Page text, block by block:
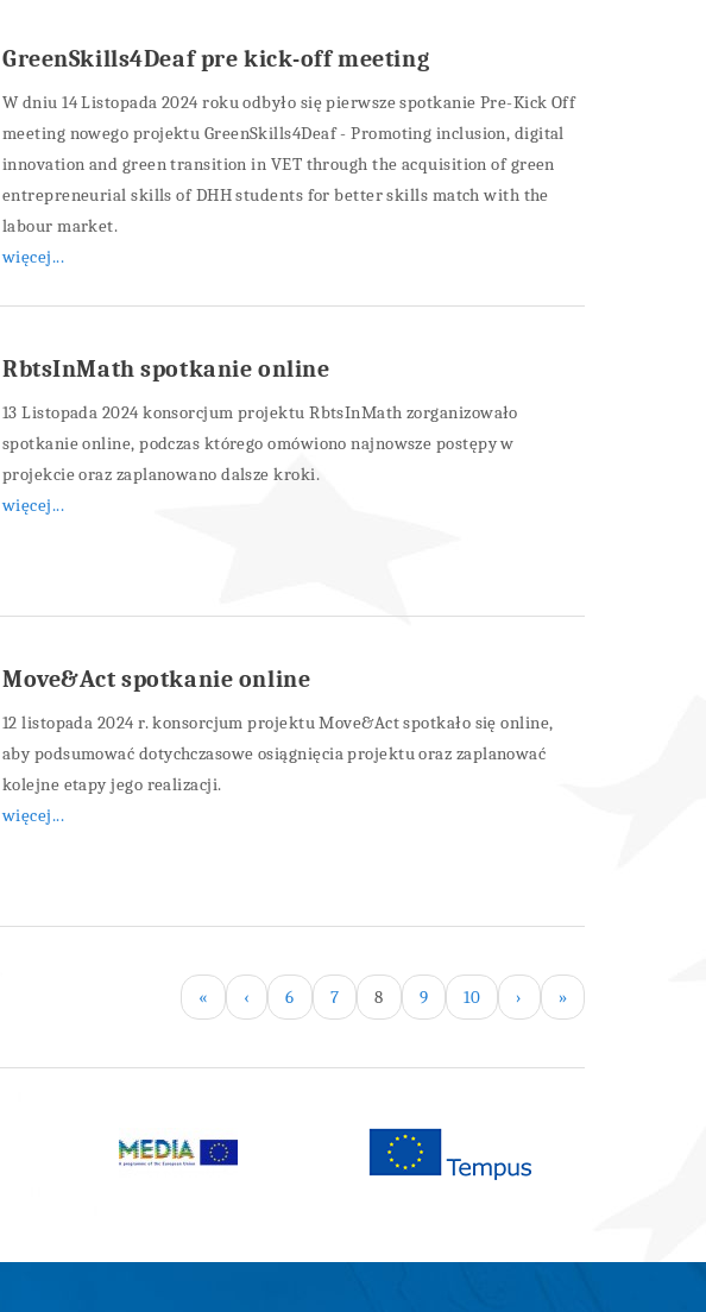
GreenSkills4Deaf pre kick-off meeting
W dniu 14 Listopada 2024 roku odbyło się pierwsze spotkanie Pre-Kick Off
meeting nowego projektu GreenSkills4Deaf - Promoting inclusion, digital
innovation and green transition in VET through the acquisition of green
entrepreneurial skills of DHH students for better skills match with the
labour market.
więcej...
RbtsInMath spotkanie online
13 Listopada 2024 konsorcjum projektu RbtsInMath zorganizowało
spotkanie online, podczas którego omówiono najnowsze postępy w
projekcie oraz zaplanowano dalsze kroki.
więcej...
Move&Act spotkanie online
12 listopada 2024 r. konsorcjum projektu Move&Act spotkało się online,
aby podsumować dotychczasowe osiągnięcia projektu oraz zaplanować
kolejne etapy jego realizacji.
więcej...
« ‹ 6 7 8 9 10 › »